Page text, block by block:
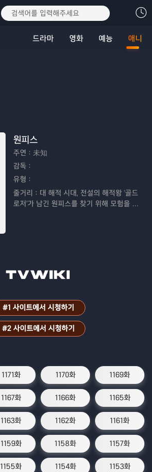
드라마 영화 예능 애니
원피스
주연： 未知
감독：
유형：
줄거리： 대 해적 시대, 전설의 해적왕 '골드
로저'가 남긴 원피스를 찾기 위해 모험을 떠
#1 사이트에서 시청하기
#2 사이트에서 시청하기
1171화 1170화 1169화
1167화 1166화 1165화
1163화 1162화 1161화
1159화 1158화 1157화
1155화 1154화 1153화